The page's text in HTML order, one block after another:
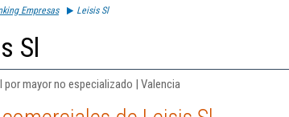
Empresas Leisis Sl
Sl
por mayor no especializado | Valencia